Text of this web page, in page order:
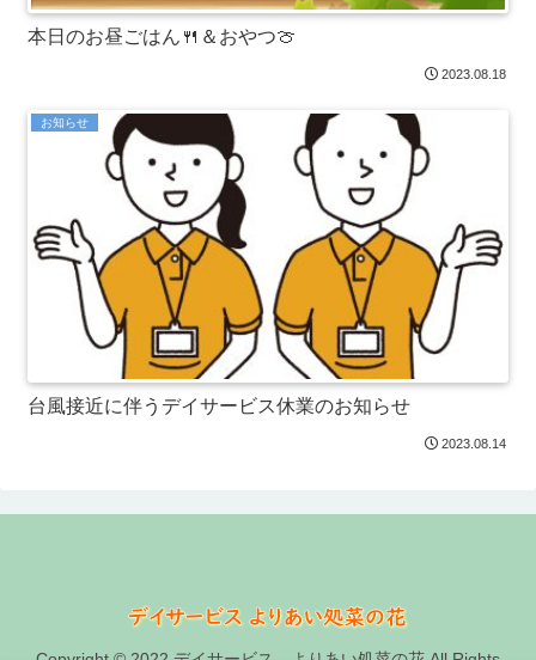
本日のお昼ごはん🍴＆おやつ🍈
2023.08.18
お知らせ
台風接近に伴うデイサービス休業のお知らせ
2023.08.14